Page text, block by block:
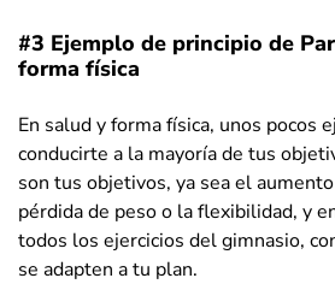
#3 Ejemplo de principio de
forma física
En salud y forma física, unos pocos
conducirte a la mayoría de tus
son tus objetivos, ya sea el
pérdida de peso o la flexibilidad, y
todos los ejercicios del gimnasio,
se adapten a tu plan.